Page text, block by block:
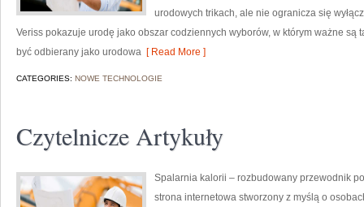
urodowych trikach, ale nie ogranicza się
Veriss pokazuje urodę jako obszar codziennych wyborów, w którym ważne są
być odbierany jako urodowa [ Read More ]
CATEGORIES: NOWE TECHNOLOGIE
Czytelnicze Artykuły
Spalarnia kalorii – rozbudowany przewodnik
strona internetowa stworzony z myślą o